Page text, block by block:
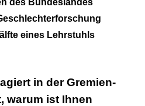
des Bundeslandes
eines Lehrstuhls
in der Gremien-
warum ist Ihnen